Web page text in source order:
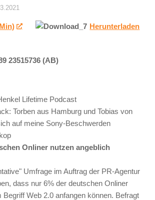
Herunterladen
23515736 (AB)
Lifetime Podcast
Torben aus Hamburg und Tobias von
auf meine Sony-Beschwerden
Onliner nutzen angeblich
Umfrage im Auftrag der PR-Agentur
dass nur 6% der deutschen Onliner
Begriff Web 2.0 anfangen können. Befragt